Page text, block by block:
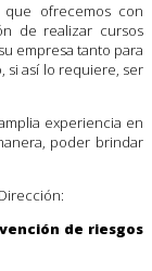
ofrecemos con
de realizar cursos
empresa tanto para
si así lo requiere, ser
experiencia en
poder brindar
de riesgos